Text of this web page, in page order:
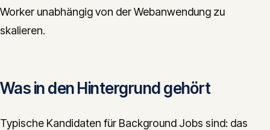
Worker unabhängig von der Webanwendung zu
skalieren.
Was in den Hintergrund gehört
Typische Kandidaten für Background Jobs sind: das